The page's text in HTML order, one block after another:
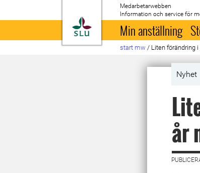
Till startsida
Medarbetarwebben
Information och service för
Min anställning
start mw / Liten förändring
Nyhet
år